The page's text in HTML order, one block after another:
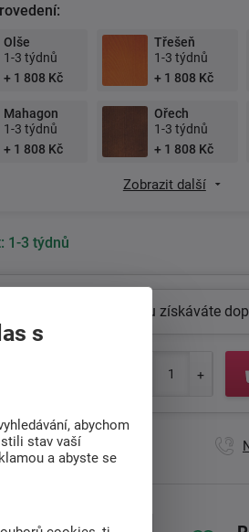
Olše
1-3 týdnů
+ 1 808 Kč
Třešeň
1-3 týdnů
+ 1 808 Kč
Mahagon
1-3 týdnů
+ 1 808 Kč
Ořech
1-3 týdnů
+ 1 808 Kč
Zobrazit další
1-3 týdnů
K tomuto produktu získáváte
146 751
- 17:00 hod.
s
abychom
stav vaší
a abyste se